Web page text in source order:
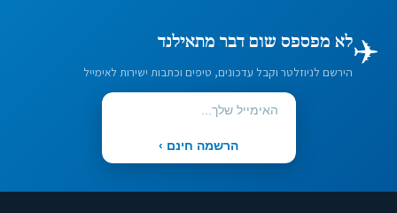
✈️לא מפספס שום דבר מתאילנד
הירשם לניוזלטר וקבל עדכונים, טיפים וכתבות ישירות לאימייל
הרשמה חינם ›